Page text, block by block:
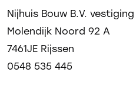
Nijhuis Bouw B.V.
Molendijk Noord 92 A
7461JE Rijssen
0548 535 445